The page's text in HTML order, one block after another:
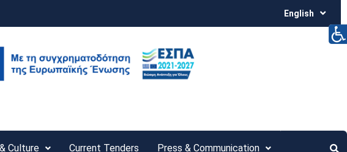
English
Culture Current Tenders Press & Communication